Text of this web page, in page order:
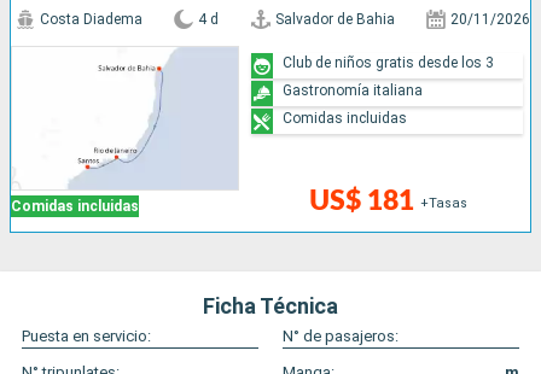
Comidas incluidas
Costa Diadema 4 d Salvador de Bahia 20/11/2026
US$ 181 +Tasas
Club de niños gratis desde los 3
Gastronomía italiana
Comidas incluidas
Ficha Técnica
Puesta en servicio:
N° de pasajeros: